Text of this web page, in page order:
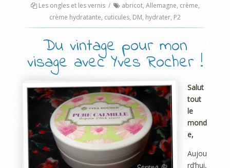
Les ongles et les vernis / abricot, Allemagne, crème,
crème hydratante, cuticules, DM, hydrater, P2
Du vintage pour mon
visage avec Yves Rocher !
Salut
tout
le
mond
e,
Aujou
rd’hui,